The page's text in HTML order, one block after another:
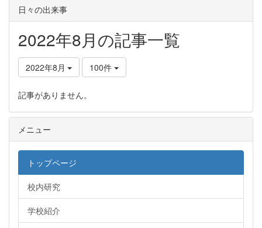
日々の出来事
2022年8月の記事一覧
2022年8月 100件
記事がありません。
メニュー
トップページ
校内研究
学校紹介